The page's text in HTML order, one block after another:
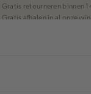
Gratis retourneren binnen
Gratis afhalen in al onze
Jouw bestelling wordt
Betaal zoals jij wilt: o.a.